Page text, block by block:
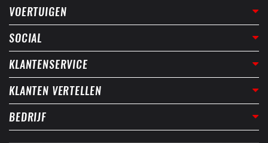
VOERTUIGEN
SOCIAL
KLANTENSERVICE
KLANTEN VERTELLEN
BEDRIJF